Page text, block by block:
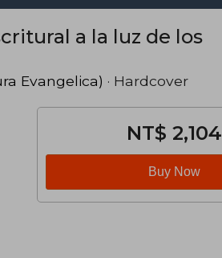
a la luz de los
Evangelica) · Hardcover
NT$ 2,104
Buy Now